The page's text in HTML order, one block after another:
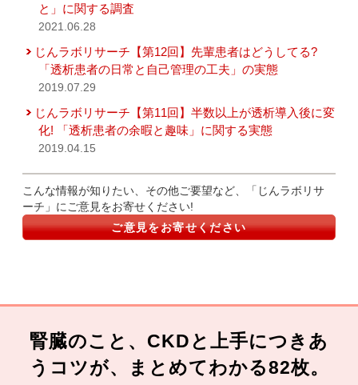
と」に関する調査
2021.06.28
じんラボリサーチ【第12回】先輩患者はどうしてる?
「透析患者の日常と自己管理の工夫」の実態
2019.07.29
じんラボリサーチ【第11回】半数以上が透析導入後に変
化! 「透析患者の余暇と趣味」に関する実態
2019.04.15
こんな情報が知りたい、その他ご要望など、「じんラボリサ
ーチ」にご意見をお寄せください!
ご意見をお寄せください
腎臓のこと、CKDと上手につきあ
うコツが、まとめてわかる82枚。